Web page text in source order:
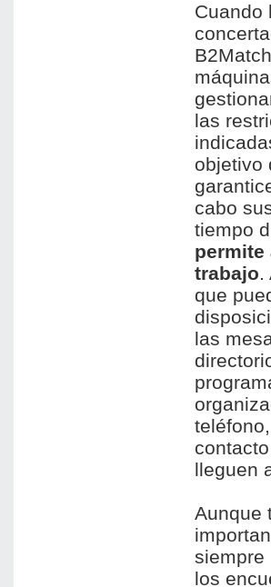
Cuando
las
objetivo
cabo
tiempo
permite
trabajo.
que
las
lleguen
Aunque
siempre
los